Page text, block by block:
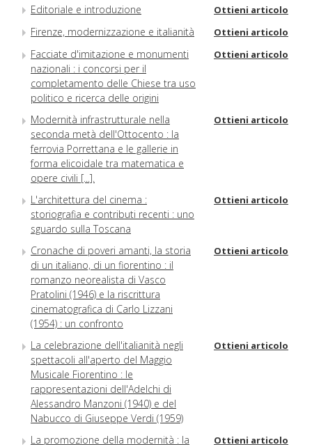
Editoriale e introduzione Ottieni articolo
Firenze, modernizzazione e italianità Ottieni articolo
Facciate d'imitazione e monumenti
nazionali : i concorsi per il
completamento delle Chiese tra uso
politico e ricerca delle origini
Ottieni articolo
Modernità infrastrutturale nella
seconda metà dell'Ottocento : la
ferrovia Porrettana e le gallerie in
forma elicoidale tra matematica e
opere civili [...].
Ottieni articolo
L'architettura del cinema :
storiografia e contributi recenti : uno
sguardo sulla Toscana
Ottieni articolo
Cronache di poveri amanti, la storia
di un italiano, di un fiorentino : il
romanzo neorealista di Vasco
Pratolini (1946) e la riscrittura
cinematografica di Carlo Lizzani
(1954) : un confronto
Ottieni articolo
La celebrazione dell'italianità negli
spettacoli all'aperto del Maggio
Musicale Fiorentino : le
rappresentazioni dell'Adelchi di
Alessandro Manzoni (1940) e del
Nabucco di Giuseppe Verdi (1959)
Ottieni articolo
La promozione della modernità : la
Ottieni articolo